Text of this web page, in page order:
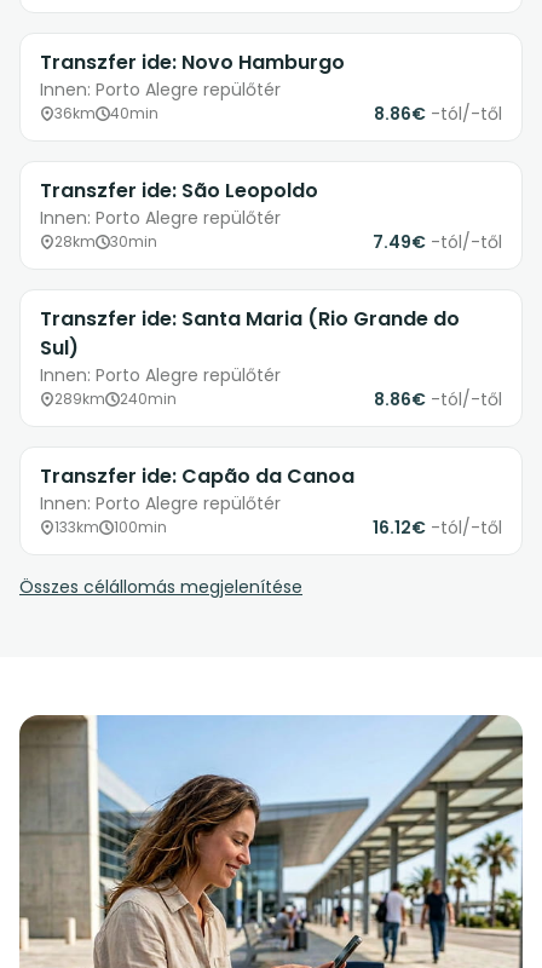
Transzfer ide: Novo Hamburgo
Innen: Porto Alegre repülőtér
36km 40min 8.86€ -tól/-től
Transzfer ide: São Leopoldo
Innen: Porto Alegre repülőtér
28km 30min 7.49€ -tól/-től
Transzfer ide: Santa Maria (Rio Grande do
Sul)
Innen: Porto Alegre repülőtér
289km 240min 8.86€ -tól/-től
Transzfer ide: Capão da Canoa
Innen: Porto Alegre repülőtér
133km 100min 16.12€ -tól/-től
Összes célállomás megjelenítése